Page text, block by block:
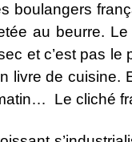
boulangers
au beurre.
et c’est pas
livre de
Le cliché